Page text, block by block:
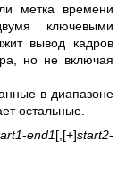
метка времени
ключевыми
вывод кадров
но не включая
в диапазоне
остальные.
-end1[,[+]start2-